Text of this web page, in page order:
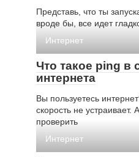
Представь, что ты
вроде бы, все идет
Интернет
Что такое ping в
интернета
Вы пользуетесь
скорость не
проверить
Интернет